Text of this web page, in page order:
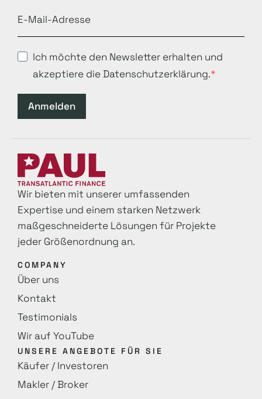
Ich möchte den Newsletter erhalten und
akzeptiere die Datenschutzerklärung.
Anmelden
Wir bieten mit unserer umfassenden
Expertise und einem starken Netzwerk
maß­geschneiderte Lösungen für Projekte
jeder Größenordnung an.
COMPANY
Über uns
Kontakt
Testimonials
Wir auf YouTube
UNSERE ANGEBOTE FÜR SIE
Käufer / Investoren
Makler / Broker